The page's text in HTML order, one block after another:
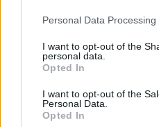
Personal Data
I want to opt-out of the
personal data.
Opted In
I want to opt-out of the
Personal Data.
Opted In
Calculadora de
Calculadora de
Todas las
Únete al canal de